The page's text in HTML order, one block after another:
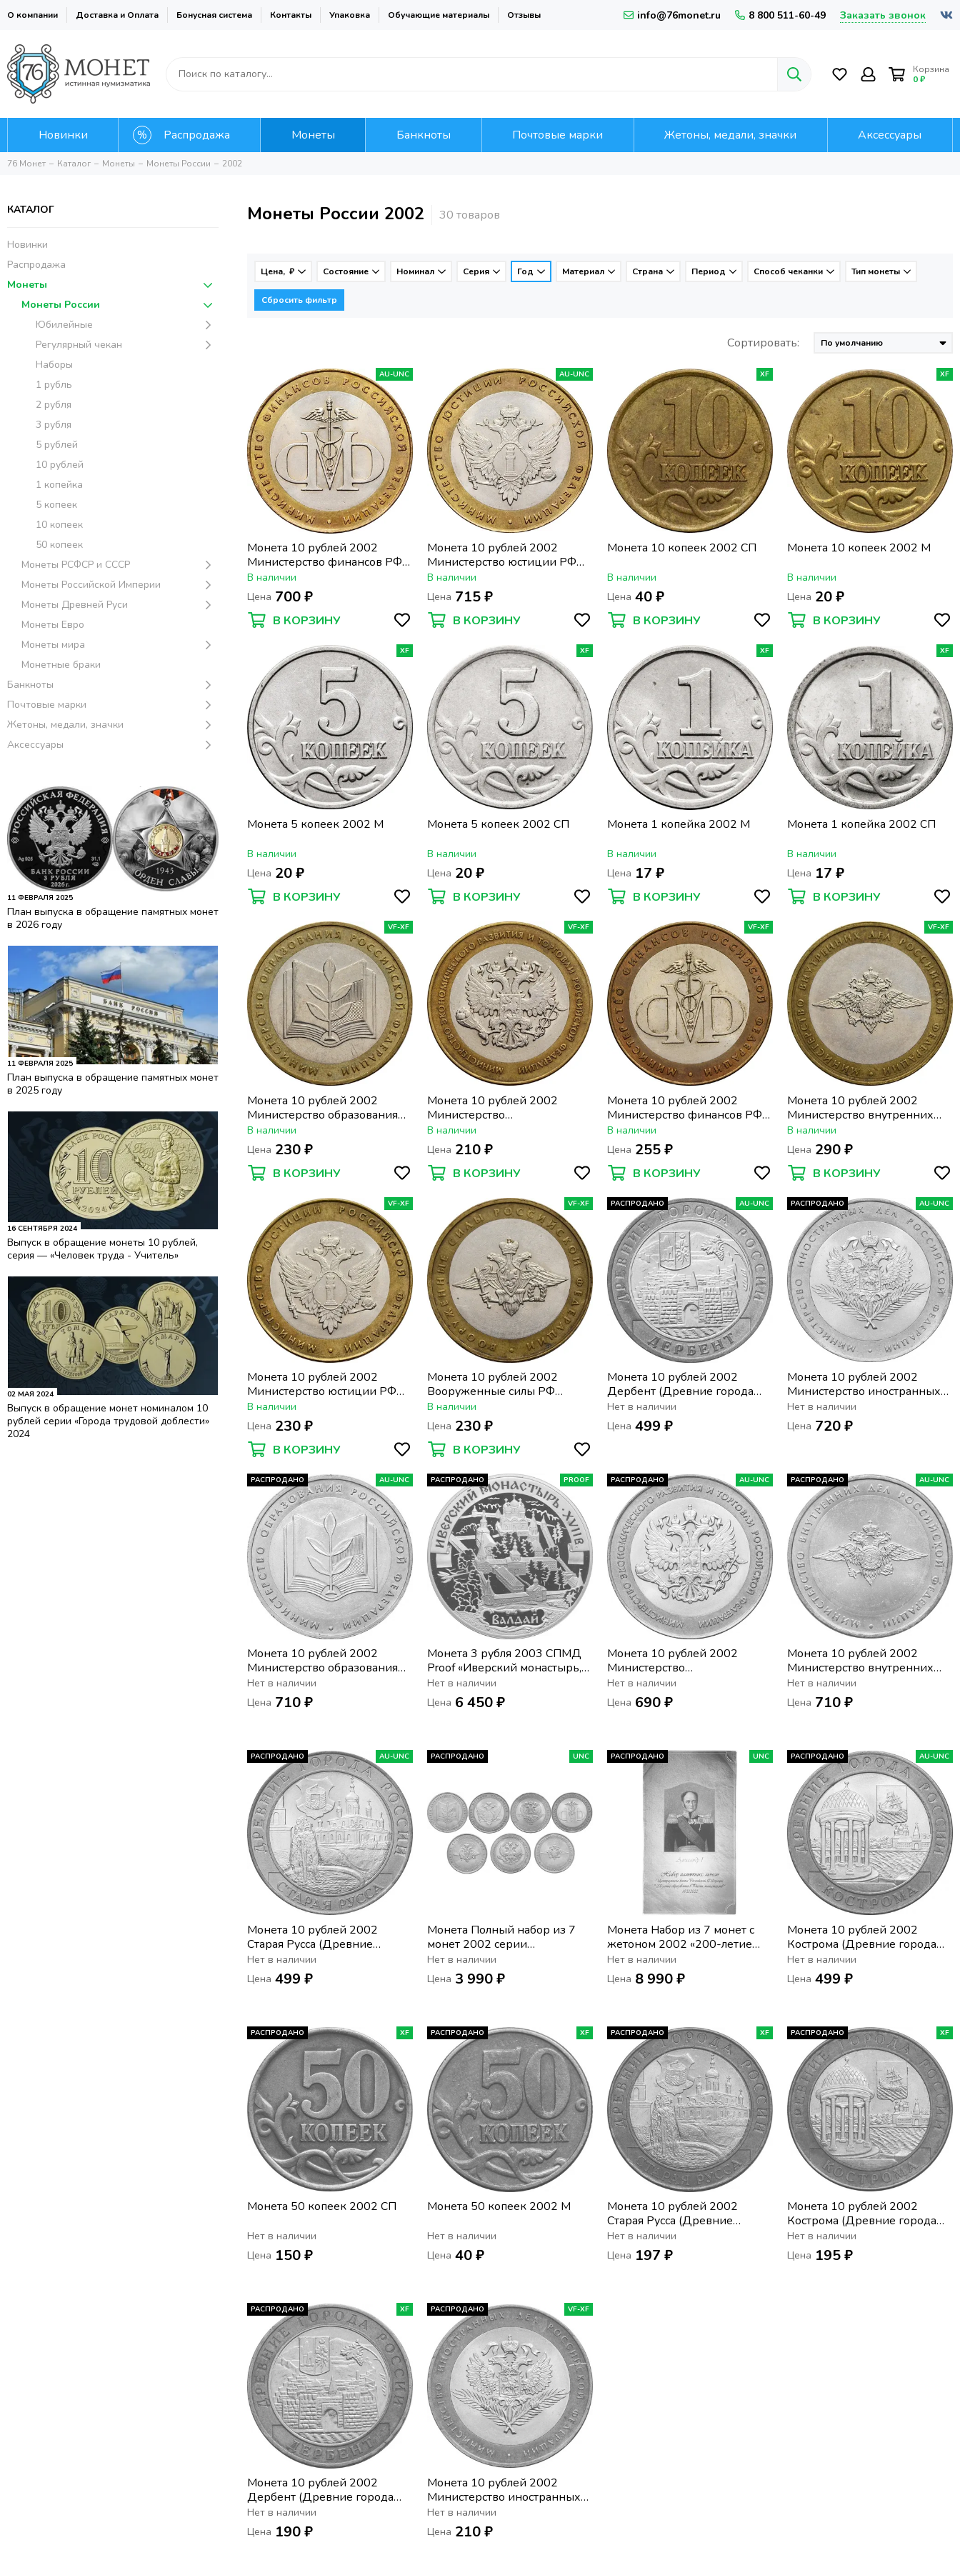
О компании Доставка и Оплата Бонусная система Контакты Упаковка Обучающие материалы Отзывы info@76monet.ru 8 800 511-60-49 Заказать звонок
Корзина
0 ₽
Новинки Распродажа Монеты Банкноты Почтовые марки Жетоны, медали, значки Аксессуары
76 Монет Каталог Монеты Монеты России 2002
КАТАЛОГ
Новинки
Распродажа
Монеты
Монеты России
Юбилейные
Регулярный чекан
Наборы
1 рубль
2 рубля
3 рубля
5 рублей
10 рублей
1 копейка
5 копеек
10 копеек
50 копеек
Монеты РСФСР и СССР
Монеты Российской Империи
Монеты Древней Руси
Монеты Евро
Монеты мира
Монетные браки
Банкноты
Почтовые марки
Жетоны, медали, значки
Аксессуары
11 ФЕВРАЛЯ 2025
План выпуска в обращение памятных монет
в 2026 году
11 ФЕВРАЛЯ 2025
План выпуска в обращение памятных монет
в 2025 году
16 СЕНТЯБРЯ 2024
Выпуск в обращение монеты 10 рублей,
серия — «Человек труда - Учитель»
02 МАЯ 2024
Выпуск в обращение монет номиналом 10
рублей серии «Города трудовой доблести»
2024
Монеты России 2002
Цена, ₽ Состояние Номинал Серия Год Материал Страна Период Способ чеканки Тип монеты
Сбросить фильтр
Сортировать:
AU-UNC
Монета 10 рублей 2002
Министерство финансов РФ
(Минфин), мешковая
сохранность
В наличии
Цена 700 ₽
В КОРЗИНУ
AU-UNC
Монета 10 рублей 2002
Министерство юстиции РФ
(Минюст), мешковая
сохранность
В наличии
Цена 715 ₽
В КОРЗИНУ
XF
Монета 10 копеек 2002 СП
В наличии
Цена 40 ₽
В КОРЗИНУ
XF
Монета 10 копеек 2002 М
В наличии
Цена 20 ₽
В КОРЗИНУ
XF
Монета 5 копеек 2002 М
В наличии
Цена 20 ₽
В КОРЗИНУ
XF
Монета 5 копеек 2002 СП
В наличии
Цена 20 ₽
В КОРЗИНУ
XF
Монета 1 копейка 2002 М
В наличии
Цена 17 ₽
В КОРЗИНУ
XF
Монета 1 копейка 2002 СП
В наличии
Цена 17 ₽
В КОРЗИНУ
VF-XF
Монета 10 рублей 2002
Министерство образования
РФ
В наличии
Цена 230 ₽
В КОРЗИНУ
VF-XF
Монета 10 рублей 2002
Министерство
экономического развития РФ
В наличии
Цена 210 ₽
В КОРЗИНУ
VF-XF
Монета 10 рублей 2002
Министерство финансов РФ
(Минфин)
В наличии
Цена 255 ₽
В КОРЗИНУ
VF-XF
Монета 10 рублей 2002
Министерство внутренних
дел РФ (МВД)
В наличии
Цена 290 ₽
В КОРЗИНУ
VF-XF
Монета 10 рублей 2002
Министерство юстиции РФ
(Минюст)
В наличии
Цена 230 ₽
В КОРЗИНУ
VF-XF
Монета 10 рублей 2002
Вооруженные силы РФ
(Министерство обороны)
В наличии
Цена 230 ₽
В КОРЗИНУ
РАСПРОДАНО AU-UNC
Монета 10 рублей 2002
Дербент (Древние города
России), мешковая
сохранность
Нет в наличии
Цена 499 ₽
РАСПРОДАНО AU-UNC
Монета 10 рублей 2002
Министерство иностранных
дел РФ (МИД), мешковая
сохранность
Нет в наличии
Цена 720 ₽
РАСПРОДАНО AU-UNC
Монета 10 рублей 2002
Министерство образования
РФ, мешковая сохранность
Нет в наличии
Цена 710 ₽
РАСПРОДАНО PROOF
Монета 3 рубля 2003 СПМД
Proof «Иверский монастырь,
Валдай»
Нет в наличии
Цена 6 450 ₽
РАСПРОДАНО AU-UNC
Монета 10 рублей 2002
Министерство
экономического развития РФ,
мешковая сохранность
Нет в наличии
Цена 690 ₽
РАСПРОДАНО AU-UNC
Монета 10 рублей 2002
Министерство внутренних
дел РФ (МВД), мешковая
сохранность
Нет в наличии
Цена 710 ₽
РАСПРОДАНО AU-UNC
Монета 10 рублей 2002
Старая Русса (Древние
города России), мешковая
сохранность
Нет в наличии
Цена 499 ₽
РАСПРОДАНО UNC
Монета Полный набор из 7
монет 2002 серии
«Министерства РФ», мешковая
сохранность
Нет в наличии
Цена 3 990 ₽
РАСПРОДАНО UNC
Монета Набор из 7 монет с
жетоном 2002 «200-летие
образование в России
министерств» в буклете
Нет в наличии
Цена 8 990 ₽
РАСПРОДАНО AU-UNC
Монета 10 рублей 2002
Кострома (Древние города
России), мешковая
сохранность
Нет в наличии
Цена 499 ₽
РАСПРОДАНО XF
Монета 50 копеек 2002 СП
Нет в наличии
Цена 150 ₽
РАСПРОДАНО XF
Монета 50 копеек 2002 М
Нет в наличии
Цена 40 ₽
РАСПРОДАНО XF
Монета 10 рублей 2002
Старая Русса (Древние
города России)
Нет в наличии
Цена 197 ₽
РАСПРОДАНО XF
Монета 10 рублей 2002
Кострома (Древние города
России)
Нет в наличии
Цена 195 ₽
РАСПРОДАНО XF
Монета 10 рублей 2002
Дербент (Древние города
России)
Нет в наличии
Цена 190 ₽
РАСПРОДАНО VF-XF
Монета 10 рублей 2002
Министерство иностранных
дел РФ (МИД)
Нет в наличии
Цена 210 ₽